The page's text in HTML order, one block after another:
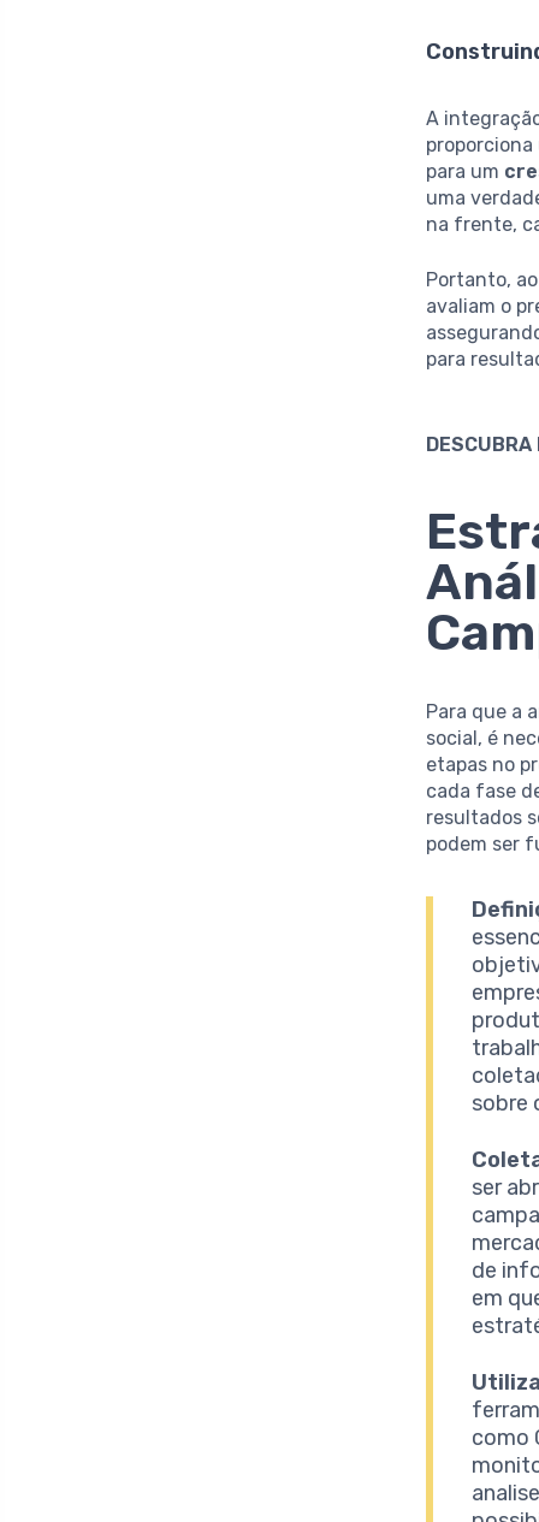
A
para um
uma
na frente,
Portanto,
avaliam o
para
DESCUBRA
Para que a
social, é
etapas no
cada fase
resultados
podem ser
sobre
ser
de
em
como